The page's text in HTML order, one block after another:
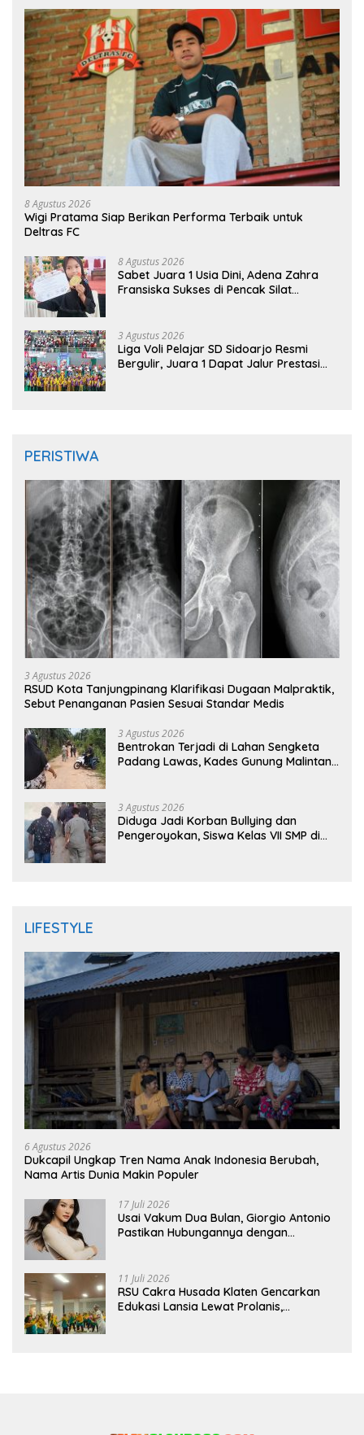
8 Agustus 2026
Wigi Pratama Siap Berikan Performa Terbaik untuk
Deltras FC
8 Agustus 2026
Sabet Juara 1 Usia Dini, Adena Zahra
Fransiska Sukses di Pencak Silat
3 Agustus 2026
Liga Voli Pelajar SD Sidoarjo Resmi
Bergulir, Juara 1 Dapat Jalur Prestasi
PERISTIWA
3 Agustus 2026
RSUD Kota Tanjungpinang Klarifikasi Dugaan Malpraktik,
Sebut Penanganan Pasien Sesuai Standar Medis
3 Agustus 2026
Bentrokan Terjadi di Lahan Sengketa
Padang Lawas, Kades Gunung Malintang
3 Agustus 2026
Diduga Jadi Korban Bullying dan
Pengeroyokan, Siswa Kelas VII SMP di
LIFESTYLE
6 Agustus 2026
Dukcapil Ungkap Tren Nama Anak Indonesia Berubah,
Nama Artis Dunia Makin Populer
17 Juli 2026
Usai Vakum Dua Bulan, Giorgio Antonio
Pastikan Hubungannya dengan
11 Juli 2026
RSU Cakra Husada Klaten Gencarkan
Edukasi Lansia Lewat Prolanis,